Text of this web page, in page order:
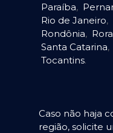
Paraíba,
Rio de Janeiro,
Rondônia,
Santa Catarina,
Tocantins.
Caso não haja
região, solicite